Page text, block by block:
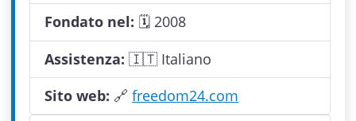
Fondato nel: 🗓 2008
Assistenza: 🇮🇹 Italiano
Sito web: 🔗freedom24.com